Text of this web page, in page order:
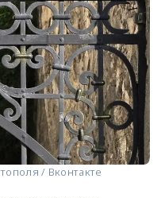
/ Вконтакте